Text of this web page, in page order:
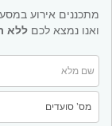
מתכננים אירוע
ואנו נמצא לכם ללא